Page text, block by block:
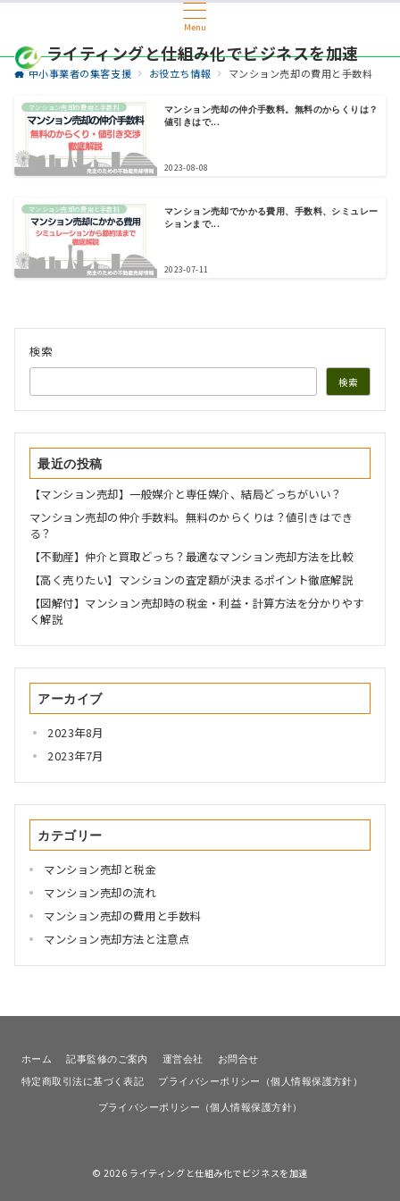
Menu
ライティングと仕組み化でビジネスを加速
中小事業者の集客支援 お役立ち情報 マンション売却の費用と手数料
マンション売却の費用と手数料
マンション売却の仲介手数料。無料のからくりは？
値引きはで...
2023-08-08
マンション売却の費用と手数料
マンション売却でかかる費用、手数料、シミュレー
ションまで...
2023-07-11
検索
検索
最近の投稿
【マンション売却】一般媒介と専任媒介、結局どっちがいい？
マンション売却の仲介手数料。無料のからくりは？値引きはでき
る？
【不動産】仲介と買取どっち？最適なマンション売却方法を比較
【高く売りたい】マンションの査定額が決まるポイント徹底解説
【図解付】マンション売却時の税金・利益・計算方法を分かりやす
く解説
アーカイブ
2023年8月
2023年7月
カテゴリー
マンション売却と税金
マンション売却の流れ
マンション売却の費用と手数料
マンション売却方法と注意点
ホーム 記事監修のご案内 運営会社
お問合せ
特定商取引法に基づく表記
プライバシーポリシー（個人情報保護方針）
プライバシーポリシー（個人情報保護方針）
© 2026 ライティングと仕組み化でビジネスを加速